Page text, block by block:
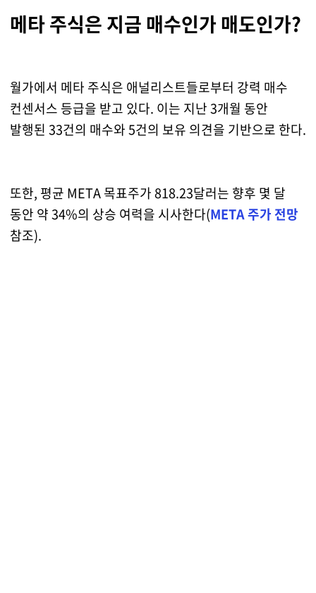
메타 주식은 지금 매수인가 매도인가?
월가에서 메타 주식은 애널리스트들로부터 강력 매수
컨센서스 등급을 받고 있다. 이는 지난 3개월 동안
발행된 33건의 매수와 5건의 보유 의견을 기반으로 한다.
또한, 평균 META 목표주가 818.23달러는 향후 몇 달
동안 약 34%의 상승 여력을 시사한다(META 주가 전망
참조).